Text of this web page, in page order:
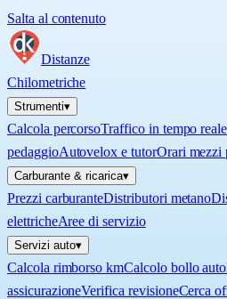
Salta al contenuto
Distanze
Chilometriche
Strumenti▾
Calcola percorsoTraffico in tempo reale
pedaggioAutovelox e tutorOrari mezzi
Carburante & ricarica▾
Prezzi carburanteDistributori metano
elettricheAree di servizio
Servizi auto▾
Calcola rimborso kmCalcolo bollo auto
assicurazioneVerifica revisioneCerca